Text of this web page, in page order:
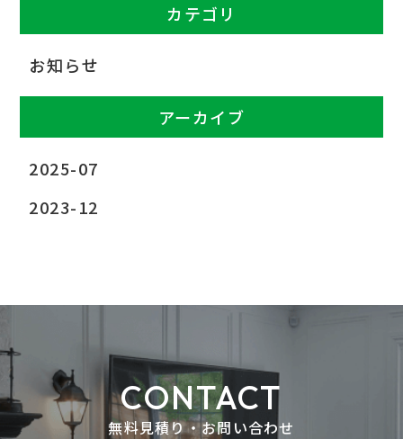
カテゴリ
お知らせ
アーカイブ
2025-07
2023-12
CONTACT
無料見積り・お問い合わせ